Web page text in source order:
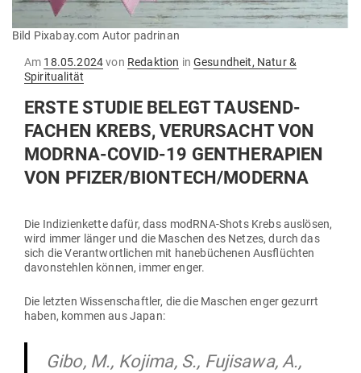
Bild Pixabay.com Autor padrinan
Am Gepostet
am
18.05.2024von Redaktion in Gesundheit, Natur &
Spiritualität
ERSTE STUDIE BELEGT TAU­SEND­
FACHEN KREBS, VER­UR­SACHT VON
MODRNA-COVID-19 GEN­THE­RAPIEN
VON PFIZER/BIONTECH/MODERNA
Die Indi­zi­en­kette dafür, dass modRNA-Shots Krebs aus­lösen,
wird immer länger und die Maschen des Netzes, durch das
sich die Ver­ant­wort­lichen mit hane­bü­chenen Aus­flüchten
davon­stehlen können, immer enger.
Die letzten Wis­sen­schaftler, die die Maschen enger gezurrt
haben, kommen aus Japan:
Gibo, M., Kojima, S., Fujisawa, A.,